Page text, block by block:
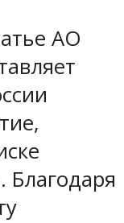
АО
Благодаря